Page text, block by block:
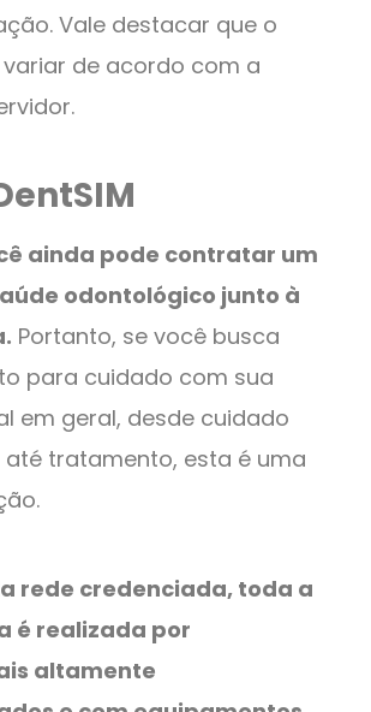
Vale destacar que o
de acordo com a
ainda pode contratar um
odontológico junto à
Portanto, se você busca
para cuidado com sua
em geral, desde cuidado
até tratamento, esta é uma
rede credenciada, toda a
é realizada por
altamente